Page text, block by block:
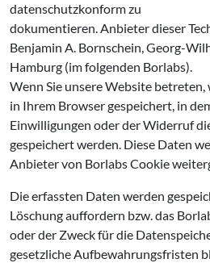
datenschutzkonform zu
dokumentieren. Anbieter dieser
Benjamin A. Bornschein, Georg-
Hamburg (im folgenden Borlabs).
Wenn Sie unsere Website
in Ihrem Browser gespeichert, in
Einwilligungen oder der Widerruf
gespeichert werden. Diese Daten
Anbieter von Borlabs Cookie
Die erfassten Daten werden
Löschung auffordern bzw. das
oder der Zweck für die
gesetzliche Aufbewahrungsfristen